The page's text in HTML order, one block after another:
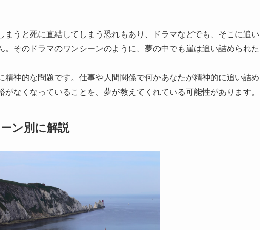
まうと死に直結してしまう恐れもあり、ドラマなどでも、そこに追い
そのドラマのワンシーンのように、夢の中でも崖は追い詰められた
精神的な問題です。仕事や人間関係で何かあなたが精神的に追い詰め
なくなっていることを、夢が教えてくれている可能性があります。
ン別に解説